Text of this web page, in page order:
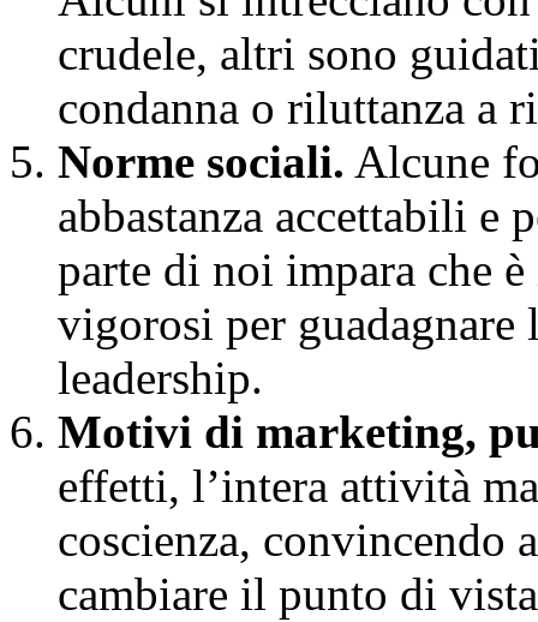
crudele, altri sono
condanna o riluttanza a
Norme sociali. Alcune
abbastanza accettabili e
parte di noi impara che
vigorosi per
leadership.
Motivi di marketing,
effetti, l’intera attività
coscienza, convincendo
cambiare il punto di